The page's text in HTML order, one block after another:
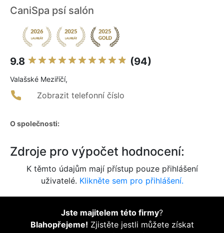
CaniSpa psí salón
9.8 (94)
Valašské Meziříčí,
Zobrazit telefonní číslo
O společnosti:
Zdroje pro výpočet hodnocení:
K těmto údajům mají přístup pouze přihlášení
uživatelé. Klikněte sem pro přihlášení.
Jste majitelem této firmy?
Blahopřejeme! Zjistěte jestli můžete získat